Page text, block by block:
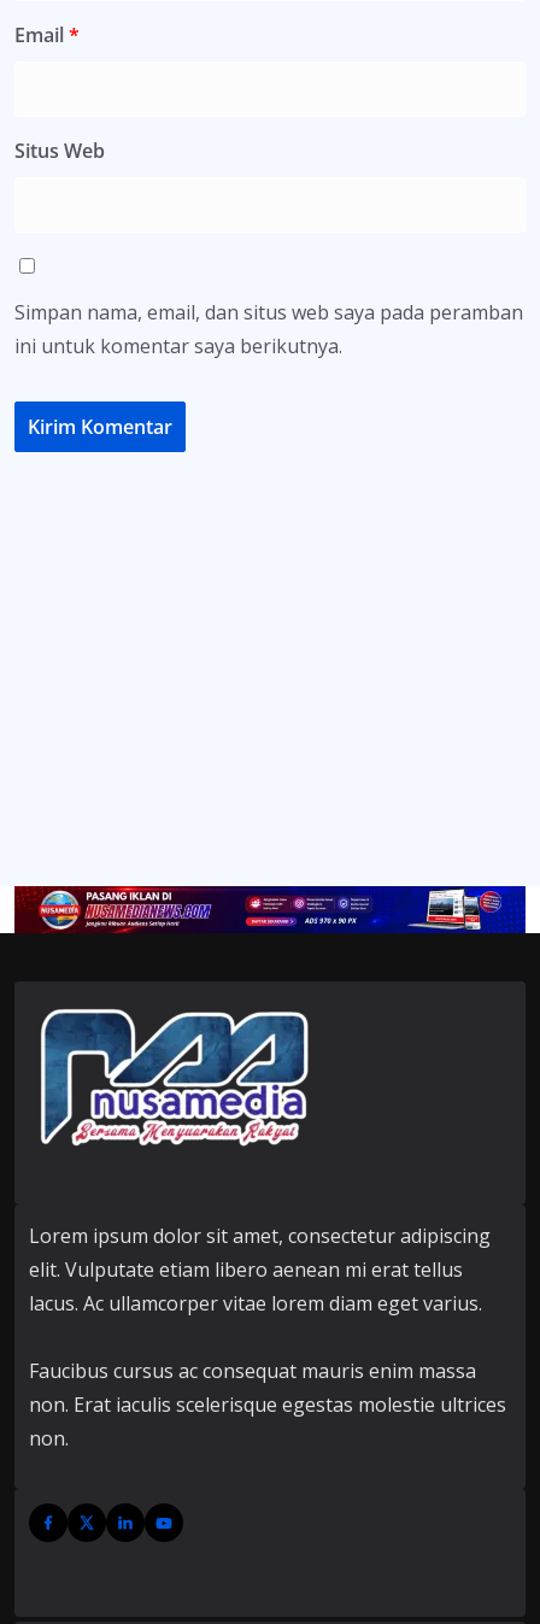
Email*
Situs Web
Simpan nama, email, dan situs web saya pada peramban
ini untuk komentar saya berikutnya.
Lorem ipsum dolor sit amet, consectetur adipiscing
elit. Vulputate etiam libero aenean mi erat tellus
lacus. Ac ullamcorper vitae lorem diam eget varius.
Faucibus cursus ac consequat mauris enim massa
non. Erat iaculis scelerisque egestas molestie ultrices
non.